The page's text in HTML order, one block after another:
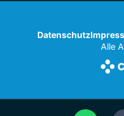
Datenschutz
Alle